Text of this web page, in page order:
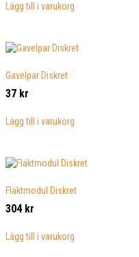
Lägg till i varukorg
Gavelpar Diskret
37 kr
Lägg till i varukorg
Fläktmodul Diskret
304 kr
Lägg till i varukorg